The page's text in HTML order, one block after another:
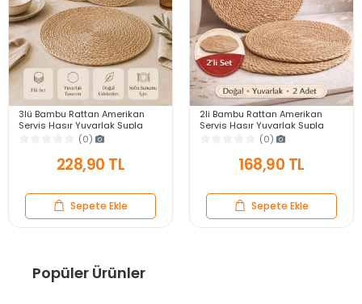
3lü Bambu Rattan Amerikan
Servis Hasır Yuvarlak Supla
Tabak Altlığı Masa Dekoru Sofra
(0)
228,90 TL
Sepete Ekle
2li Bambu Rattan Amerikan
Servis Hasır Yuvarlak Supla
Tabak Altlığı Masa Dekoru Sofra
(0)
168,90 TL
Sepete Ekle
Popüler Ürünler